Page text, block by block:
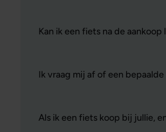
Kan ik een fiets na de
Ik vraag mij af of een
Als ik een fiets koop bij jullie,